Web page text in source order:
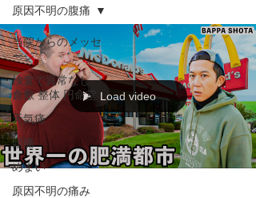
当院からのメッセ
ージ
検査で異常なし
倉敷 整体 円命堂
天気痛
頭痛
めまい
原因不明の痛み
原因不明の腹痛
Load video